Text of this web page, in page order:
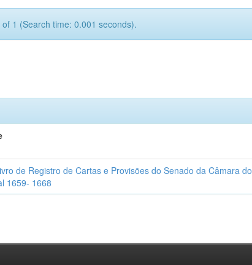
1 (Search time: 0.001 seconds).
de Registro de Cartas e Provisões do Senado da Câmara do
1659- 1668